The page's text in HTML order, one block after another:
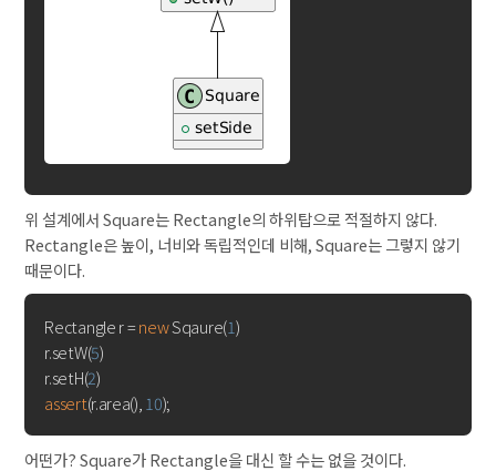
위 설계에서 Square는 Rectangle의 하위탑으로 적절하지 않다.
Rectangle은 높이, 너비와 독립적인데 비해, Square는 그렇지 않기
때문이다.
Rectangle r = new Sqaure(1)
r.setW(5)
r.setH(2
assert(r.area(), 10
어떤가? Square가 Rectangle을 대신 할 수는 없을 것이다.